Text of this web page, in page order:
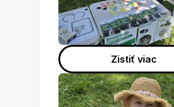
Zistiť viac